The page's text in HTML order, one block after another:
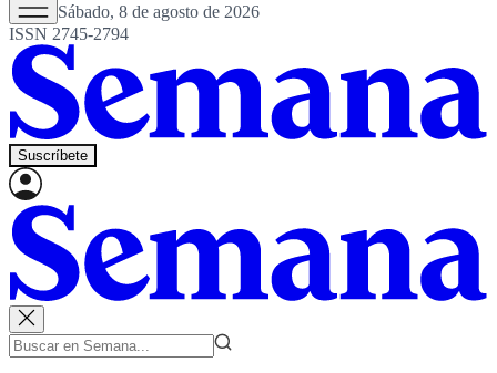
Sábado, 8 de agosto de 2026
ISSN 2745-2794
Suscríbete